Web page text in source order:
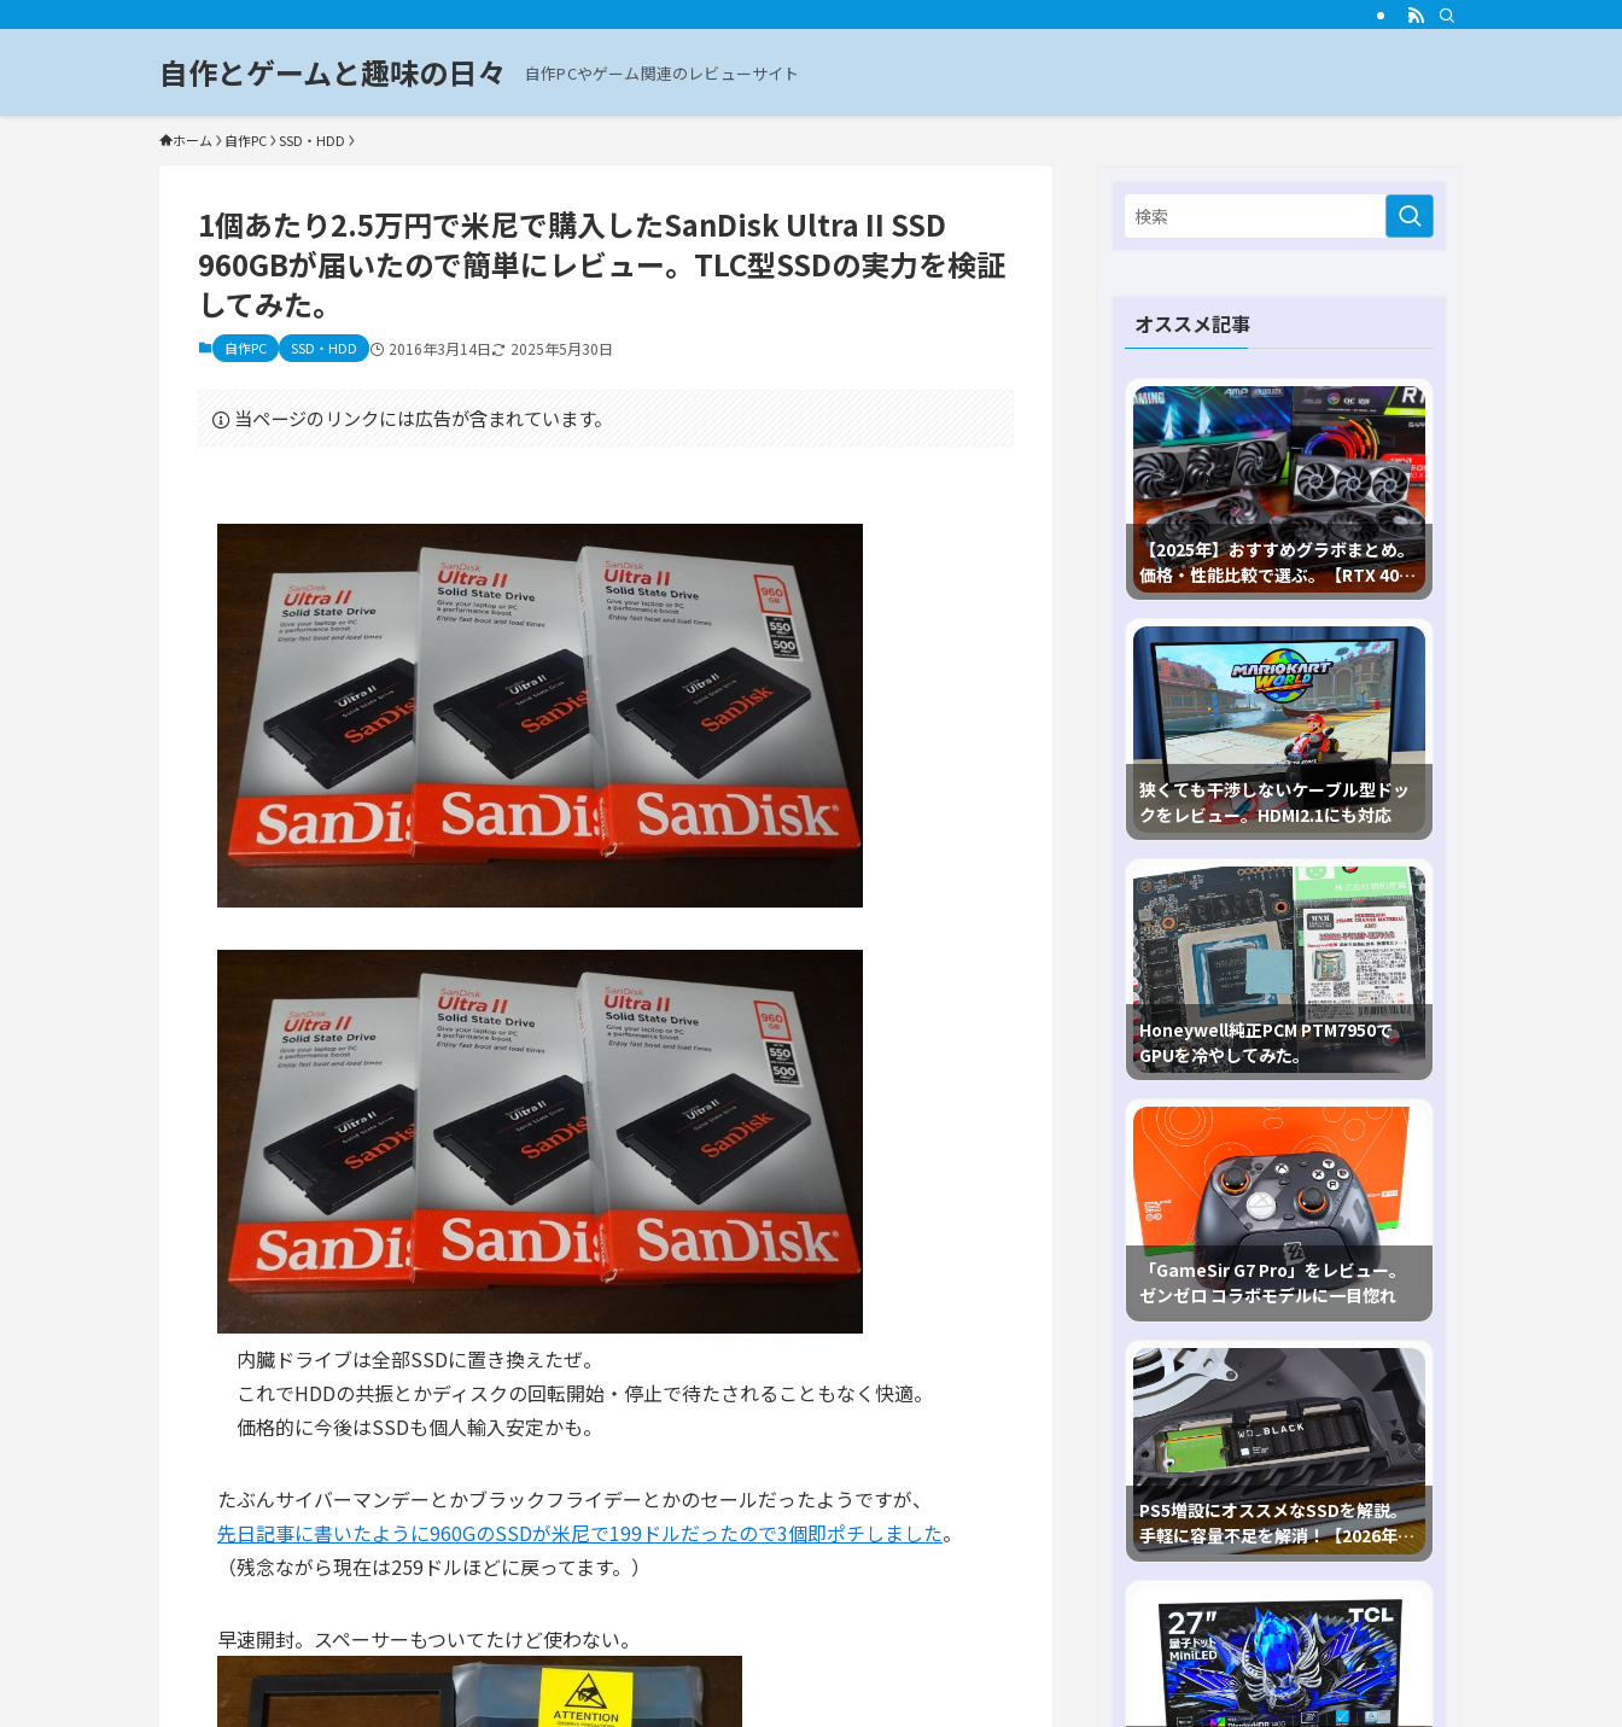
自作とゲームと趣味の日々 自作PCやゲーム関連のレビューサイト
ホーム 自作PC SSD・HDD
1個あたり2.5万円で米尼で購入したSanDisk Ultra II SSD
960GBが届いたので簡単にレビュー。TLC型SSDの実力を検証
してみた。
自作PC SSD・HDD 2016年3月14日 2025年5月30日
当ページのリンクには広告が含まれています。
内臓ドライブは全部SSDに置き換えたぜ。
これでHDDの共振とかディスクの回転開始・停止で待たされることもなく快適。
価格的に今後はSSDも個人輸入安定かも。
たぶんサイバーマンデーとかブラックフライデーとかのセールだったようですが、
先日記事に書いたように960GのSSDが米尼で199ドルだったので3個即ポチしました。
（残念ながら現在は259ドルほどに戻ってます。）
早速開封。スペーサーもついてたけど使わない。
オススメ記事
【2025年】おすすめグラボまとめ。
価格・性能比較で選ぶ。【RTX 40,
RX 7000各種に対応】
狭くても干渉しないケーブル型ドッ
クをレビュー。HDMI2.1にも対応
Honeywell純正PCM PTM7950で
GPUを冷やしてみた。
「GameSir G7 Pro」をレビュー。
ゼンゼロ コラボモデルに一目惚れ
PS5増設にオススメなSSDを解説。
手軽に容量不足を解消！【2026年最
新、PS5 Proにも対応】